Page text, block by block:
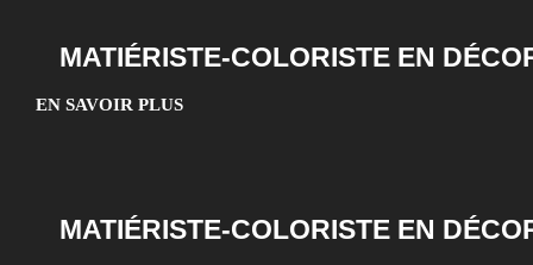
MATIÉRISTE-COLORISTE EN
EN SAVOIR PLUS
MATIÉRISTE-COLORISTE EN